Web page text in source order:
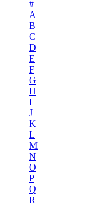
#
A
B
C
D
E
F
G
H
I
J
K
L
M
N
O
P
Q
R